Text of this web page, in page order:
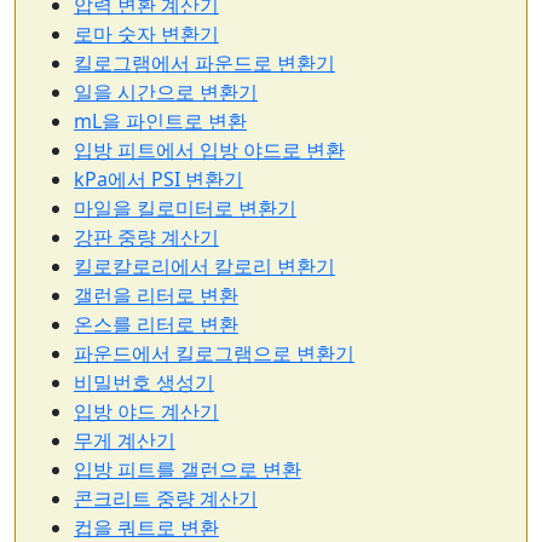
로마 숫자 변환기
킬로그램에서 파운드로 변환기
일을 시간으로 변환기
mL을 파인트로 변환
입방 피트에서 입방 야드로 변환
kPa에서 PSI 변환기
마일을 킬로미터로 변환기
강판 중량 계산기
킬로칼로리에서 칼로리 변환기
갤런을 리터로 변환
온스를 리터로 변환
파운드에서 킬로그램으로 변환기
비밀번호 생성기
입방 야드 계산기
무게 계산기
입방 피트를 갤런으로 변환
콘크리트 중량 계산기
컵을 쿼트로 변환